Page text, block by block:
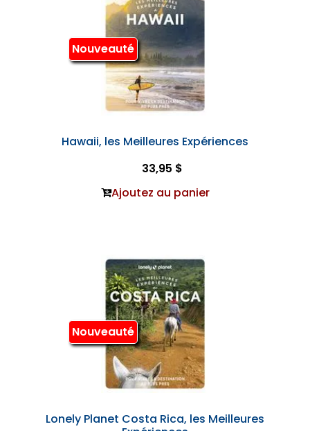
Nouveauté
Hawaii, les Meilleures Expériences
33,95 $
Ajoutez au panier
Nouveauté
Lonely Planet Costa Rica, les Meilleures